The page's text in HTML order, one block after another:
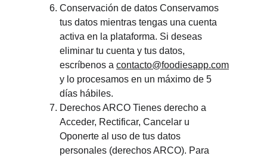
Conservación de datos Conservamos
tus datos mientras tengas una cuenta
activa en la plataforma. Si deseas
eliminar tu cuenta y tus datos,
escríbenos a contacto@foodiesapp.com
y lo procesamos en un máximo de 5
días hábiles.
Derechos ARCO Tienes derecho a
Acceder, Rectificar, Cancelar u
Oponerte al uso de tus datos
personales (derechos ARCO). Para